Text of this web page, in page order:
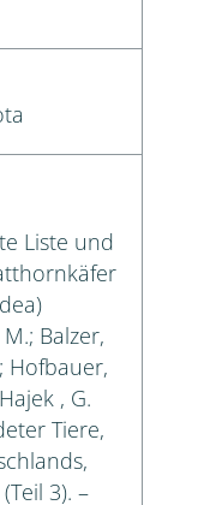
Liste und
Balzer,
Hofbauer,
, G.
Tiere,
3). –